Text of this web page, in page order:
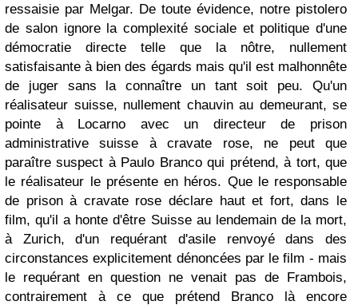
ressaisie par Melgar. De toute évidence, notre pistolero
de salon ignore la complexité sociale et politique d'une
démocratie directe telle que la nôtre, nullement
satisfaisante à bien des égards mais qu'il est malhonnête
de juger sans la connaître un tant soit peu. Qu'un
réalisateur suisse, nullement chauvin au demeurant, se
pointe à Locarno avec un directeur de prison
administrative suisse à cravate rose, ne peut que
paraître suspect à Paulo Branco qui prétend, à tort, que
le réalisateur le présente en héros. Que le responsable
de prison à cravate rose déclare haut et fort, dans le
film, qu'il a honte d'être Suisse au lendemain de la mort,
à Zurich, d'un requérant d'asile renvoyé dans des
circonstances explicitement dénoncées par le film - mais
le requérant en question ne venait pas de Frambois,
contrairement à ce que prétend Branco là encore